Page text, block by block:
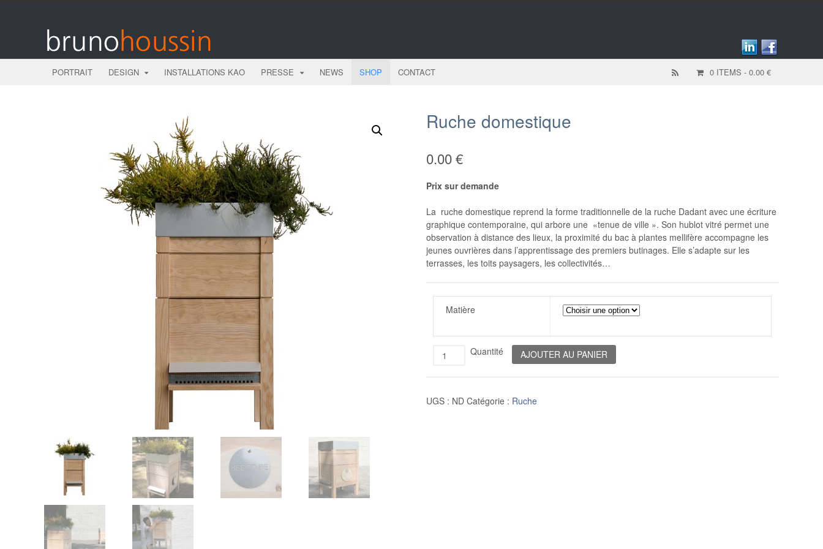
PORTRAIT DESIGN INSTALLATIONS KAO PRESSE NEWS SHOP CONTACT 0 ITEMS - 0.00 €
Ruche domestique
0.00€
Prix sur demande
La ruche domestique reprend la forme traditionnelle de la ruche Dadant avec une écriture
graphique contemporaine, qui arbore une «tenue de ville ». Son hublot vitré permet une
observation à distance des lieux, la proximité du bac à plantes mellifère accompagne les
jeunes ouvrières dans l’apprentissage des premiers butinages. Elle s’adapte sur les
terrasses, les toits paysagers, les collectivités…
Matière
Quantité AJOUTER AU PANIER
UGS : ND Catégorie : Ruche